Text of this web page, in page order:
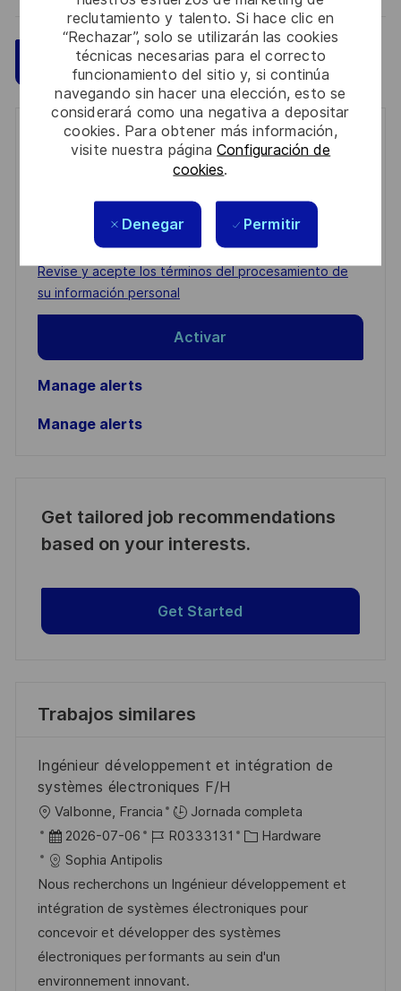
reclutamiento y talento. Si hace clic en
“Rechazar”, solo se utilizarán las cookies
técnicas necesarias para el correcto
funcionamiento del sitio y, si continúa
navegando sin hacer una elección, esto se
considerará como una negativa a depositar
cookies. Para obtener más información,
visite nuestra páginaConfiguración de
cookies.
Denegar Permitir
Aplicar ahora Guardar
Get notified for similar jobs
You'll receive updates once a week
address
(Required)
Required
Revise y acepte los términos del procesamiento de
su información personal
Activar
Manage alerts
Manage alerts
Get tailored job recommendations
based on your interests.
Get Started
Trabajos similares
Ingénieur développement et intégration de
systèmes électroniques F/H
U
b
c
a
c
i
ó
Valbonne, Francia
Jornada completa
F
e
c
h
a
d
e
2026-07-06
I
D
d
e
e
m
p
R0333131
C
t
e
g
o
Hardware
Sophia Antipolis
Nous recherchons un Ingénieur développement et
intégration de systèmes électroniques pour
concevoir et développer des systèmes
électroniques performants au sein d'un
environnement innovant.